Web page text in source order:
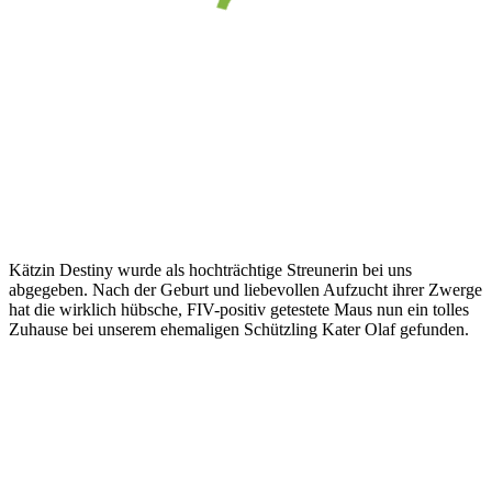
Kätzin Destiny wurde als hochträchtige Streunerin bei uns
abgegeben. Nach der Geburt und liebevollen Aufzucht ihrer Zwerge
hat die wirklich hübsche, FIV-positiv getestete Maus nun ein tolles
Zuhause bei unserem ehemaligen Schützling Kater Olaf gefunden.